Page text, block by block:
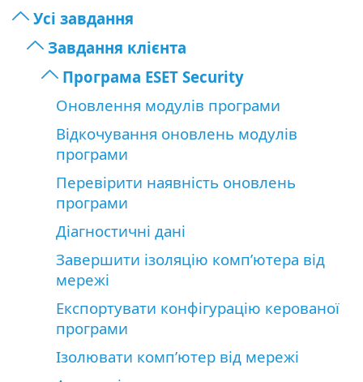
Усі завдання
Завдання клієнта
Програма ESET Security
Оновлення модулів програми
Відкочування оновлень модулів
програми
Перевірити наявність оновлень
програми
Діагностичні дані
Завершити ізоляцію комп’ютера від
мережі
Експортувати конфігурацію керованої
програми
Ізолювати комп’ютер від мережі